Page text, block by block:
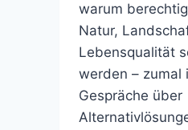
warum
Natur,
Lebensqualität
werden – zumal
Gespräche über